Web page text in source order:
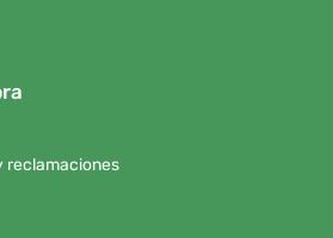
reclamaciones